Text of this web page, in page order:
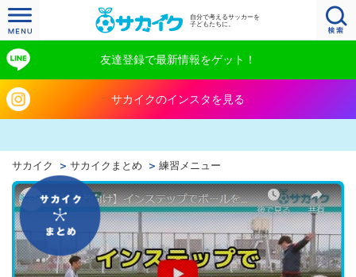
自分で考えるサッカーを
子どもたちに。
友達登録で最新情報をゲット！
サカイクのインスタを見る
サカイク サカイクまとめ 練習メニュー